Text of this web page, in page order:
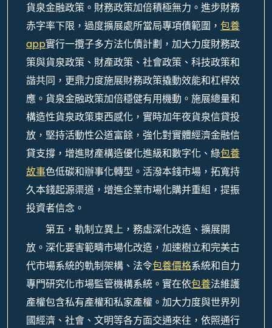
貨泉金融政策。財務政策加倍積極無力。進步財務
赤字率下限，過度擴展處所當局專項債範圍， 包養
app實行一攬子多方法化債計劃，加大力度財務政
策與貨泉政策、財產政策、社會政策、科技政策和
諧共同，更鼎力度施展財務政策撬動效能和杠桿效
應。貨泉金融政策加倍穩健有用機動。施展總量和
構造性貨泉政策東西感化，實時加年夜貨泉信貸投
放，堅持活動性公道富餘，強化對實體經濟金融信
貸支撐，增進財產構造優化進級和數字化、綠包養
故事色低碳和辦事化轉型。活潑本錢市場，拓寬持
久本錢起源渠道，增進企業市場化購并重組，提振
投資者信念。
第五，軌制立異上，務虛深化改造、擴展開
放。深化要害範疇市場化改造，加速樹立和完美古
代市場系統的軌制架構、法令包養價格系統和自力
專門研究化市場監管機構系統。實在依包養法維護
產權包含私有產權和私家產權。加大力度與世界列
國經濟、社會、文明等各方面交通來往，依照通行